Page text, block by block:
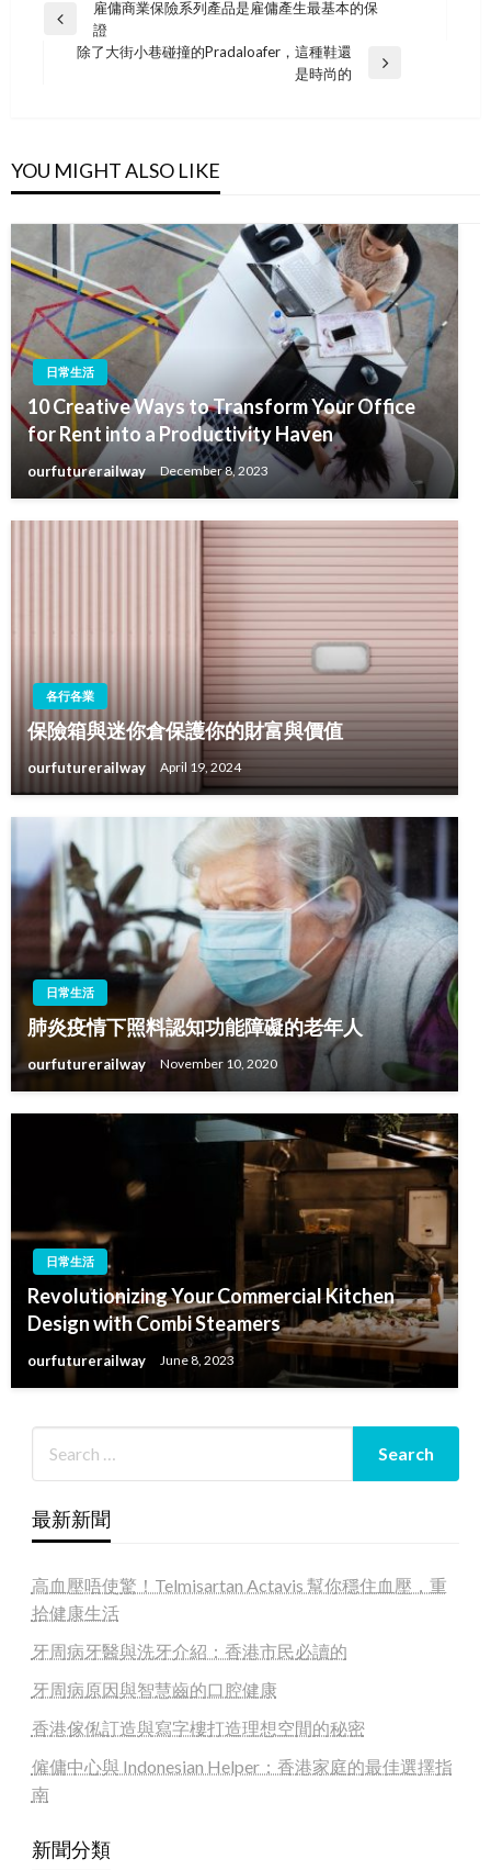
Post
navigation
Previous
雇傭商業保險系列產品是雇傭產生最基本的保
證
除了大街小巷碰撞的Pradaloafer，這種鞋還
是時尚的
YOU MIGHT ALSO LIKE
日常生活
10 Creative Ways to Transform Your Office
for Rent into a Productivity Haven
ourfuturerailway December 8, 2023
各行各業
保險箱與迷你倉保護你的財富與價值
ourfuturerailway April 19, 2024
日常生活
肺炎疫情下照料認知功能障礙的老年人
ourfuturerailway November 10, 2020
日常生活
Revolutionizing Your Commercial Kitchen
Design with Combi Steamers
ourfuturerailway June 8, 2023
最新新聞
高血壓唔使驚！Telmisartan Actavis 幫你穩住血壓，重
拾健康生活
牙周病牙醫與洗牙介紹：香港市民必讀的
牙周病原因與智慧齒的口腔健康
香港傢俬訂造與寫字樓打造理想空間的秘密
僱傭中心與 Indonesian Helper：香港家庭的最佳選擇指
南
新聞分類